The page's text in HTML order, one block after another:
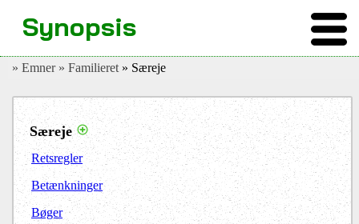
» Emner » Familieret » Særeje
Særeje
Retsregler
Betænkninger
Bøger
Synopsis